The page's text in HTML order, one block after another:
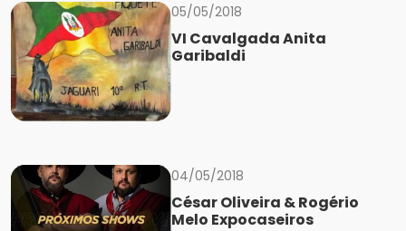
05/05/2018
VI Cavalgada Anita
Garibaldi
04/05/2018
César Oliveira & Rogério
Melo Expocaseiros